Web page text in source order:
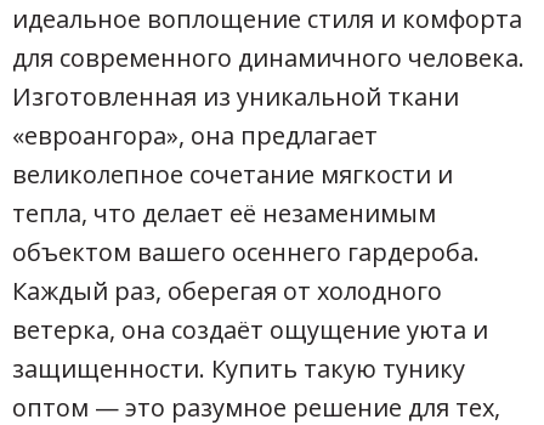
идеальное воплощение стиля и комфорта
для современного динамичного человека.
Изготовленная из уникальной ткани
«евроангора», она предлагает
великолепное сочетание мягкости и
тепла, что делает её незаменимым
объектом вашего осеннего гардероба.
Каждый раз, оберегая от холодного
ветерка, она создаёт ощущение уюта и
защищенности. Купить такую тунику
оптом — это разумное решение для тех,